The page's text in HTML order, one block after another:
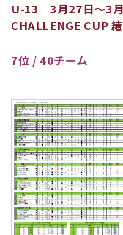
U-13 3月27日～3
CHALLENGE CUP
7位 / 40チーム